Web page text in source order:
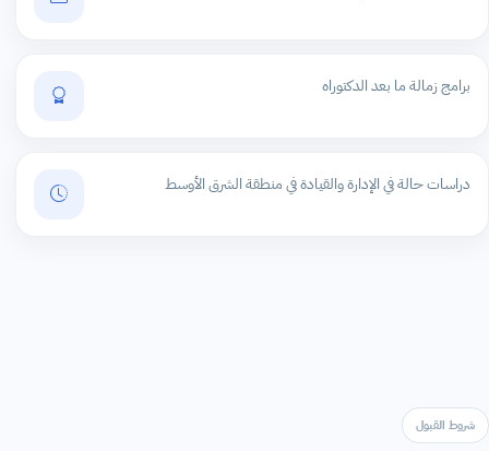
برامج زمالة ما بعد الدكتوراه
دراسات حالة في الإدارة والقيادة في منطقة الشرق الأوسط
شروط القبول